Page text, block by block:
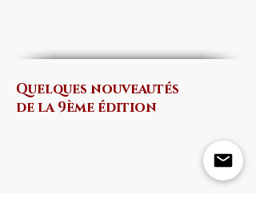
Quelques nouveautés
de la 9ème édition